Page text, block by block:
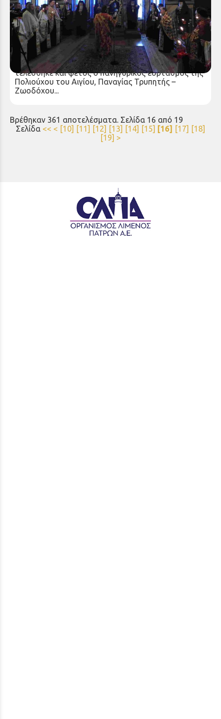
Πανηγυρικός Εορτασμός της Πολιούχου του
Αιγίου Παναγίας Τρυπητής – Ζωοδόχου Πηγής
Με βαθιά κατάνυξη και πνευματική λαμπρότητα
τελέσθηκε και φέτος ο πανηγυρικός εορτασμός της
Πολιούχου του Αιγίου, Παναγίας Τρυπητής –
Ζωοδόχου...
Βρέθηκαν 361 αποτελέσματα. Σελίδα 16 από 19
Σελίδα << < [10] [11] [12] [13] [14] [15] [16] [17] [18]
[19] >